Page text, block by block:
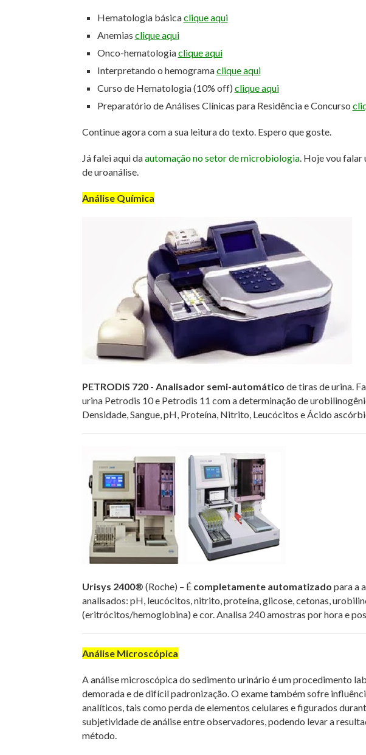
Hematologia básicaclique aqui
Anemias clique aqui
Onco-hematologiaclique aqui
Interpretando o hemogramaclique aqui
Curso de Hematologia (10% off) clique aqui
Preparatório de Análises Clínicas para Residência e Concurso
Continue agora com a sua leitura do texto. Espero que goste.
Já falei aqui daautomação no setor de microbiologia. Hoje vou falar
de uroanálise.
Análise Química
PETRODIS 720- Analisador semi-automático de tiras de urina.
urina Petrodis 10 e Petrodis 11 com a determinação de
Densidade, Sangue, pH, Proteína, Nitrito, Leucócitos e Ácido
Urisys 2400® (Roche) – É completamente automatizado para a
analisados: pH, leucócitos, nitrito, proteína, glicose, cetonas,
(eritrócitos/hemoglobina) e cor. Analisa 240 amostras por hora e
Análise Microscópica
A análise microscópica do sedimento urinário é um procedimento
demorada e de difícil padronização. O exame também sofre
analíticos, tais como perda de elementos celulares e figurados
subjetividade de análise entre observadores, podendo levar a
método.